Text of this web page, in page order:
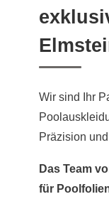
Wir sind Ihr
Präzision
Das Team
für